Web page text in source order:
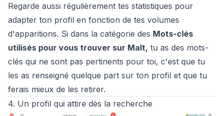
Regarde aussi régulièrement tes statistiques pour
adapter ton profil en fonction de tes volumes
d'apparitions. Si dans la catégorie des Mots-clés
utilisés pour vous trouver sur Malt, tu as des mots-
clés qui ne sont pas pertinents pour toi, c'est que tu
les as renseigné quelque part sur ton profil et que tu
ferais mieux de les retirer.
4. Un profil qui attire dès la recherche